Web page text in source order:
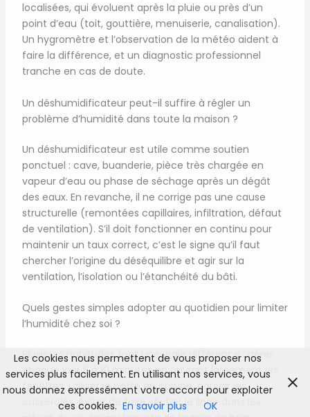
localisées, qui évoluent après la pluie ou près d’un
point d’eau (toit, gouttière, menuiserie, canalisation).
Un hygromètre et l’observation de la météo aident à
faire la différence, et un diagnostic professionnel
tranche en cas de doute.
Un déshumidificateur peut-il suffire à régler un
problème d’humidité dans toute la maison ?
Un déshumidificateur est utile comme soutien
ponctuel : cave, buanderie, pièce très chargée en
vapeur d’eau ou phase de séchage après un dégât
des eaux. En revanche, il ne corrige pas une cause
structurelle (remontées capillaires, infiltration, défaut
de ventilation). S’il doit fonctionner en continu pour
maintenir un taux correct, c’est le signe qu’il faut
chercher l’origine du déséquilibre et agir sur la
ventilation, l’isolation ou l’étanchéité du bâti.
Quels gestes simples adopter au quotidien pour limiter
l’humidité chez soi ?
Plusieurs habitudes font une vraie différence : aérer
chaque jour 5 à 10 minutes en ouvrant largement les
fenêtres, utiliser la hotte en cuisine, couvrir les
casseroles, éviter de faire sécher le linge dans les
Les cookies nous permettent de vous proposer nos
services plus facilement. En utilisant nos services, vous
nous donnez expressément votre accord pour exploiter
ces cookies. En savoir plus OK